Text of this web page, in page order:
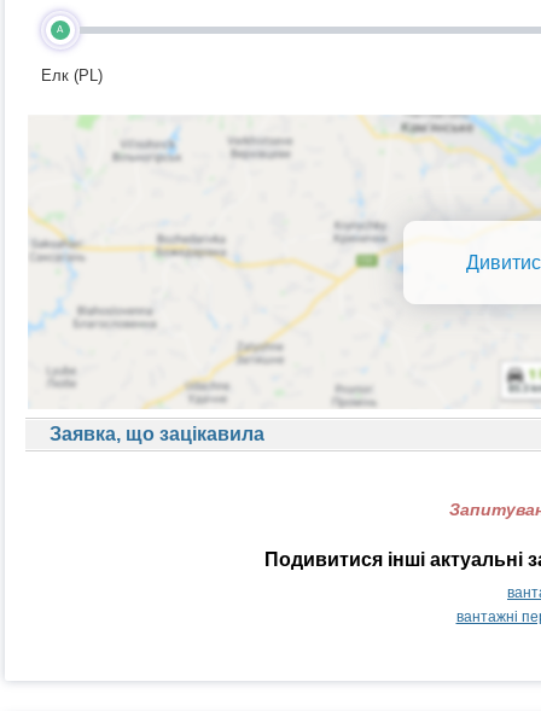
A
Елк (PL)
Заявка, що зацікавила
Подивитися інші
вантажні